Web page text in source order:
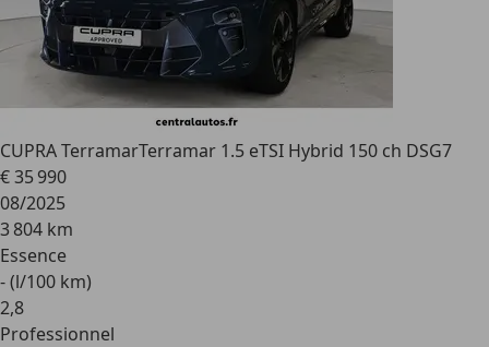
CUPRA TerramarTerramar 1.5 eTSI Hybrid 150 ch DSG7
€ 35 990
08/2025
3 804 km
Essence
- (l/100 km)
2,8
Professionnel